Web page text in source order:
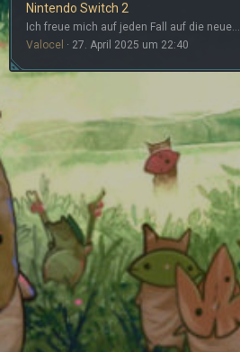
Nintendo Switch 2
Ich freue mich auf jeden Fall auf die neue…
Valocel
27. April 2025 um 22:40